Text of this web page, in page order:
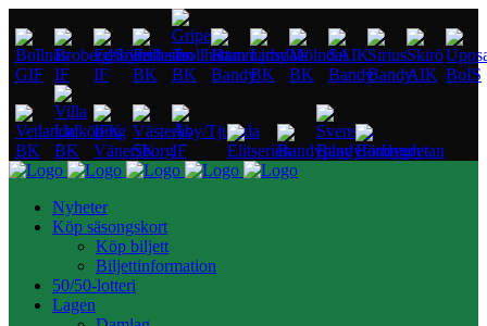
Nyheter
Köp säsongskort
Köp biljett
Biljettinformation
50/50-lotteri
Lagen